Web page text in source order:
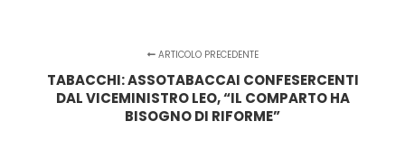
ARTICOLO PRECEDENTE
TABACCHI: ASSOTABACCAI CONFESERCENTI
DAL VICEMINISTRO LEO, “IL COMPARTO HA
BISOGNO DI RIFORME”